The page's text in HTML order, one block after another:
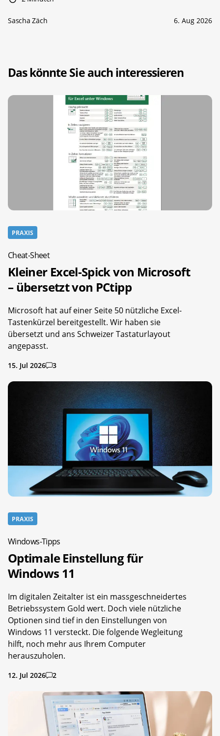
Sascha Zäch 6. Aug 2026
Das könnte Sie auch interessieren
PRAXIS
Cheat-Sheet
Kleiner Excel-Spick von Microsoft
– übersetzt von PCtipp
Microsoft hat auf einer Seite 50 nützliche Excel-
Tastenkürzel bereitgestellt. Wir haben sie
übersetzt und ans Schweizer Tastaturlayout
angepasst.
15. Jul 2026 3
PRAXIS
Windows-Tipps
Optimale Einstellung für
Windows 11
Im digitalen Zeitalter ist ein massgeschneidertes
Betriebssystem Gold wert. Doch viele nützliche
Optionen sind tief in den Einstellungen von
Windows 11 versteckt. Die folgende Wegleitung
hilft, noch mehr aus Ihrem Computer
herauszuholen.
12. Jul 2026 2